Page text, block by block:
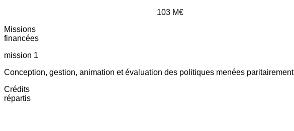
103 M€
Missions
financées
mission 1
Conception, gestion, animation et évaluation des politiques menées paritairement
Crédits
répartis